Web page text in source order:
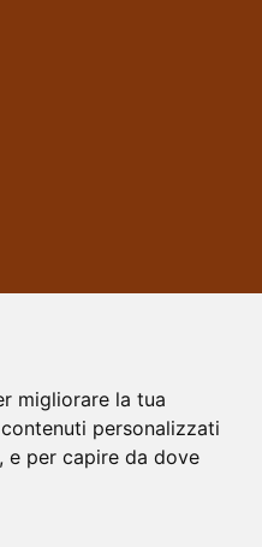
migliorare la tua
personalizzati
e per capire da dove